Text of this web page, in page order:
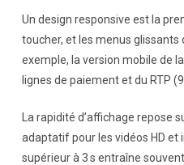
Un design responsive est la
toucher, et les menus glissants
exemple, la version mobile de
lignes de paiement et du RTP
La rapidité d’affichage repose
adaptatif pour les vidéos HD et
supérieur à 3 s entraîne